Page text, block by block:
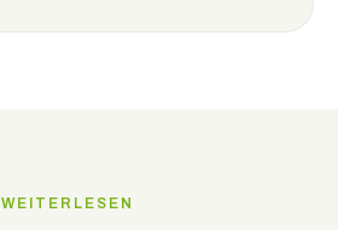
WEITERLESEN